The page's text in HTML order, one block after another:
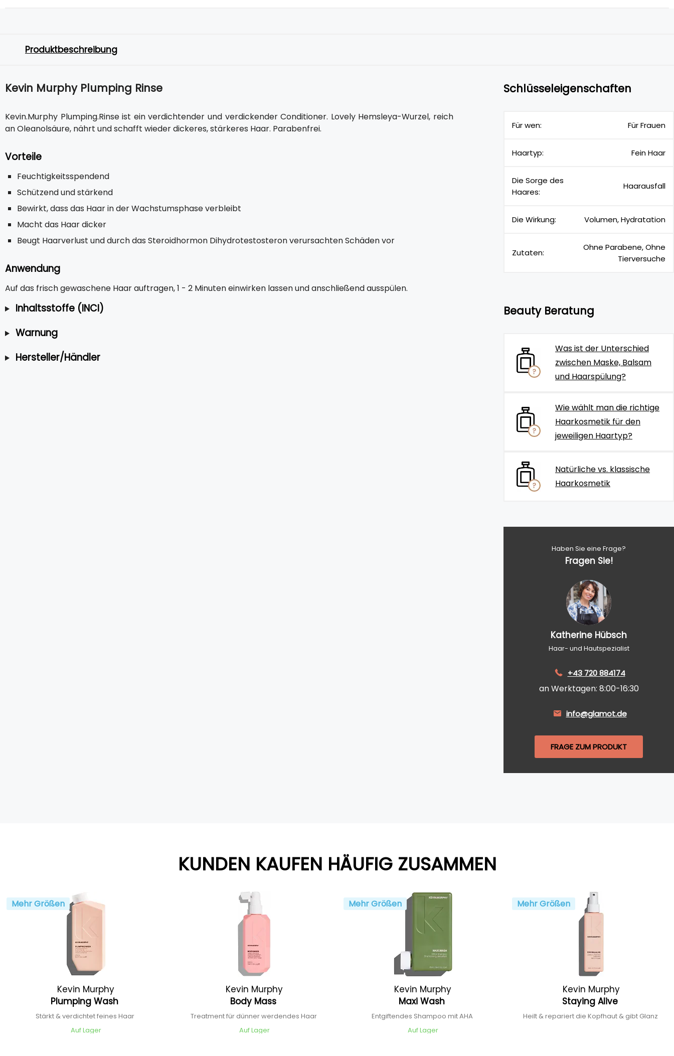
Produktbeschreibung
Kevin Murphy Plumping Rinse
Kevin.Murphy Plumping.Rinse ist ein verdichtender und verdickender Conditioner. Lovely Hemsleya-Wurzel, reich
an Oleanolsäure, nährt und schafft wieder dickeres, stärkeres Haar. Parabenfrei.
Vorteile
Feuchtigkeitsspendend
Schützend und stärkend
Bewirkt, dass das Haar in der Wachstumsphase verbleibt
Macht das Haar dicker
Beugt Haarverlust und durch das Steroidhormon Dihydrotestosteron verursachten Schäden vor
Anwendung
Auf das frisch gewaschene Haar auftragen, 1 - 2 Minuten einwirken lassen und anschließend ausspülen.
Inhaltsstoffe (INCI)
Warnung
Hersteller/Händler
Schlüsseleigenschaften
Für wen: Für Frauen
Haartyp: Fein Haar
Die Sorge des
Haares:
Haarausfall
Die Wirkung: Volumen, Hydratation
Zutaten:
Ohne Parabene, Ohne
Tierversuche
Beauty Beratung
Was ist der Unterschied
zwischen Maske, Balsam
und Haarspülung?
Wie wählt man die richtige
Haarkosmetik für den
jeweiligen Haartyp?
Natürliche vs. klassische
Haarkosmetik
Haben Sie eine Frage?
Fragen Sie!
Katherine Hübsch
Haar- und Hautspezialist
+43 720 884174
an Werktagen: 8:00-16:30
info@glamot.de
FRAGE ZUM PRODUKT
KUNDEN KAUFEN HÄUFIG ZUSAMMEN
Mehr Größen
Kevin Murphy
Plumping Wash
Stärkt & verdichtet feines Haar
Auf Lager
Kevin Murphy
Body Mass
Treatment für dünner werdendes Haar
Auf Lager
Mehr Größen
Kevin Murphy
Maxi Wash
Entgiftendes Shampoo mit AHA
Auf Lager
Mehr Größen
Kevin Murphy
Staying Alive
Heilt & repariert die Kopfhaut & gibt Glanz